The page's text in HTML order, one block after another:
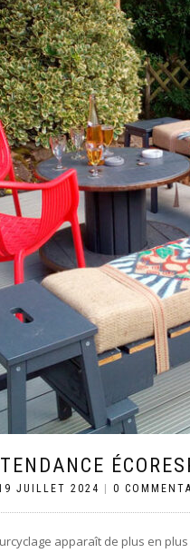
JUILLET 2024 0
apparaît de plus en